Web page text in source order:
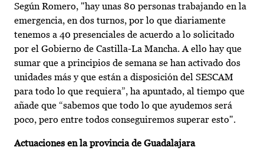
Según Romero, "hay unas 80 personas trabajando en la
emergencia, en dos turnos, por lo que diariamente
tenemos a 40 presenciales de acuerdo a lo solicitado
por el Gobierno de Castilla-La Mancha. A ello hay que
sumar que a principios de semana se han activado dos
unidades más y que están a disposición del SESCAM
para todo lo que requiera”, ha apuntado, al tiempo que
añade que “sabemos que todo lo que ayudemos será
poco, pero entre todos conseguiremos superar esto".
Actuaciones en la provincia de Guadalajara